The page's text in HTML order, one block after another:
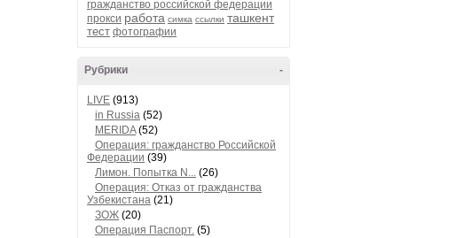
гражданство российской федерации
прокси работа симка ссылки ташкент
тест фотографии
-
Рубрики
LIVE (913)
in Russia (52)
MERIDA(52)
Операция: гражданство Российской
Федерации (39)
Лимон. Попытка N... (26)
Операция: Отказ от гражданства
Узбекистана (21)
ЗОЖ (20)
Операция Паспорт. (5)